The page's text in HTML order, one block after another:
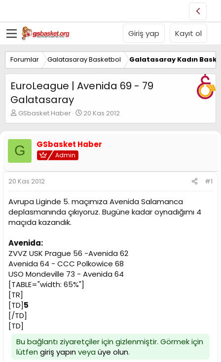
Giriş yap Kayıt ol
Forumlar Galatasaray Basketbol Galatasaray Kadın
EuroLeague | Avenida 69 - 79
Galatasaray
K
o
u
y
u
B
a
ş
l
a
t
a
n
GSbasket Haber
B
a
a
ı
t
a
r
20 Kas 2012
G GSbasket Haber
Admin
20 Kas 2012 #1
Avrupa Liginde 5. maçımıza Avenida Salamanca
deplasmanında çıkıyoruz. Bugüne kadar oynadığımı 4
maçıda kazandık.
Avenida:
ZVVZ USK Prague 56 -Avenida 62
Avenida 64 - CCC Polkowice 68
USO Mondeville 73 - Avenida 64
[TABLE="width: 65%"]
[TR]
[TD]5
[/TD]
[TD]
Bu bağlantı ziyaretçiler için gizlenmiştir. Görmek için
lütfen giriş yapınveya üye olun.